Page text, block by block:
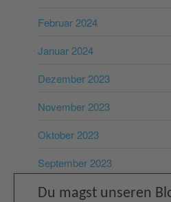
Februar 2024
Januar 2024
Dezember 2023
November 2023
Oktober 2023
September 2023
August 2023
Du magst unserenFacebook